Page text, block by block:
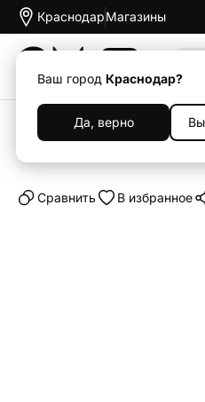
Краснодар
Ваш город Краснодар?
Да, верно
Магазины
Каталог
Смартфон Xiaomi
Cравнить В избранное